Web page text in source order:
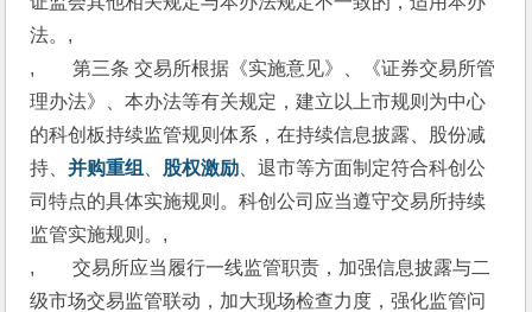
法。,
,　　第三条 交易所根据《实施意见》、《证券交易所管
理办法》、本办法等有关规定，建立以上市规则为中心
的科创板持续监管规则体系，在持续信息披露、股份减
持、并购重组 股权激励 、退市等方面制定符合科创公
司特点的具体实施规则。科创公司应当遵守交易所持续
监管实施规则。,
,　　交易所应当履行一线监管职责，加强信息披露与二
级市场交易监管联动，加大现场检查力度，强化监管问